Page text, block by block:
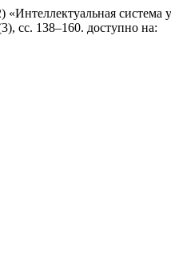
система
сс. 138–160. доступно на: